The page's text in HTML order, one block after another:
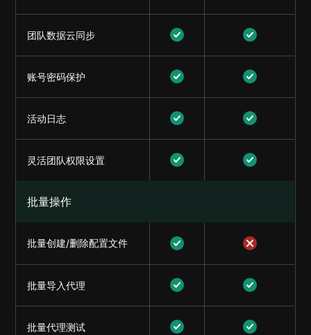
团队数据云同步
账号密码保护
活动日志
灵活团队权限设置
批量操作
批量创建/删除配置文件
批量导入代理
批量代理测试